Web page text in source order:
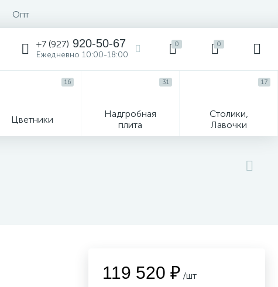
Опт
+7 (927) 920-50-67
Ежедневно 10:00-18:00
0 0
Цветники
16
Надгробная
плита
31
Столики,
Лавочки
17
119 520 ₽ /шт